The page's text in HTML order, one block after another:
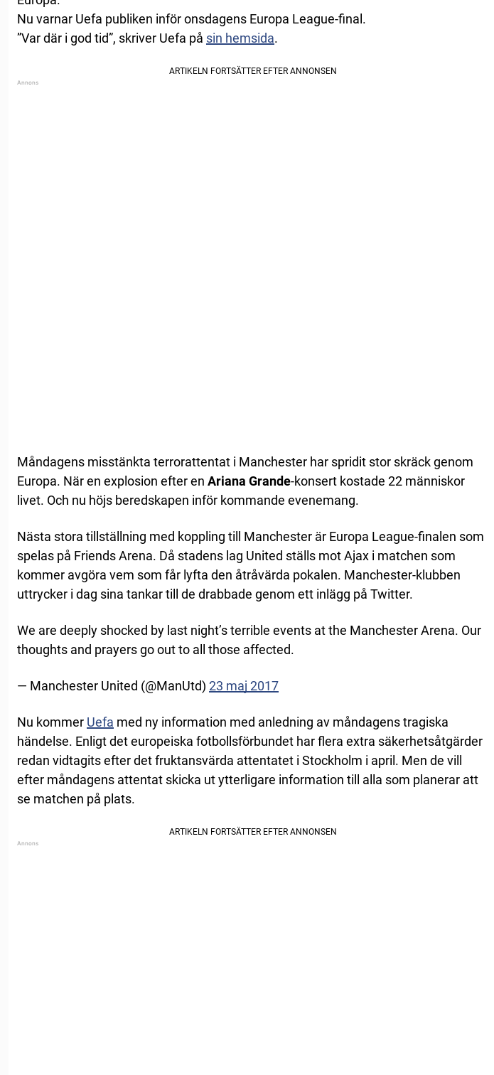
Nu varnar Uefa publiken inför onsdagens Europa League-final.
”Var där i god tid”, skriver Uefa på sin hemsida.
Måndagens misstänkta terrorattentat i Manchester har spridit stor skräck genom
Europa. När en explosion efter en Ariana Grande-konsert kostade 22 människor
livet. Och nu höjs beredskapen inför kommande evenemang.
Nästa stora tillställning med koppling till Manchester är Europa League-finalen som
spelas på Friends Arena. Då stadens lag United ställs mot Ajax i matchen som
kommer avgöra vem som får lyfta den åtråvärda pokalen. Manchester-klubben
uttrycker i dag sina tankar till de drabbade genom ett inlägg på Twitter.
We are deeply shocked by last night’s terrible events at the Manchester Arena. Our
thoughts and prayers go out to all those affected.
— Manchester United (@ManUtd) 23 maj 2017
Nu kommer Uefa med ny information med anledning av måndagens tragiska
händelse. Enligt det europeiska fotbollsförbundet har flera extra säkerhetsåtgärder
redan vidtagits efter det fruktansvärda attentatet i Stockholm i april. Men de vill
efter måndagens attentat skicka ut ytterligare information till alla som planerar att
se matchen på plats.